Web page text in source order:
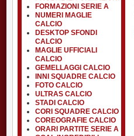
FORMAZIONI SERIE A
NUMERI MAGLIE
CALCIO
DESKTOP SFONDI
CALCIO
MAGLIE UFFICIALI
CALCIO
GEMELLAGGI CALCIO
INNI SQUADRE CALCIO
FOTO CALCIO
ULTRAS CALCIO
STADI CALCIO
CORI SQUADRE CALCIO
COREOGRAFIE CALCIO
ORARI PARTITE SERIE A